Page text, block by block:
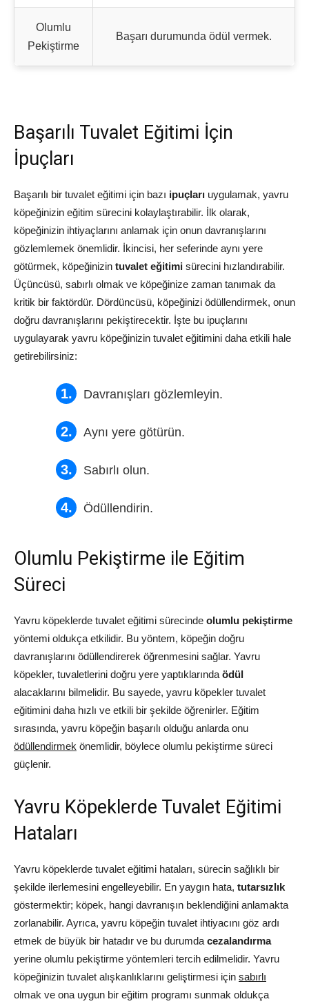
Olumlu
Pekiştirme
Başarı durumunda ödül vermek.
Başarılı Tuvalet Eğitimi İçin
İpuçları
Başarılı bir tuvalet eğitimi için bazı ipuçları uygulamak, yavru
köpeğinizin eğitim sürecini kolaylaştırabilir. İlk olarak,
köpeğinizin ihtiyaçlarını anlamak için onun davranışlarını
gözlemlemek önemlidir. İkincisi, her seferinde aynı yere
götürmek, köpeğinizin tuvalet eğitimi sürecini hızlandırabilir.
Üçüncüsü, sabırlı olmak ve köpeğinize zaman tanımak da
kritik bir faktördür. Dördüncüsü, köpeğinizi ödüllendirmek, onun
doğru davranışlarını pekiştirecektir. İşte bu ipuçlarını
uygulayarak yavru köpeğinizin tuvalet eğitimini daha etkili hale
getirebilirsiniz:
Davranışları gözlemleyin.
Aynı yere götürün.
Sabırlı olun.
Ödüllendirin.
Olumlu Pekiştirme ile Eğitim
Süreci
Yavru köpeklerde tuvalet eğitimi sürecinde olumlu pekiştirme
yöntemi oldukça etkilidir. Bu yöntem, köpeğin doğru
davranışlarını ödüllendirerek öğrenmesini sağlar. Yavru
köpekler, tuvaletlerini doğru yere yaptıklarında ödül
alacaklarını bilmelidir. Bu sayede, yavru köpekler tuvalet
eğitimini daha hızlı ve etkili bir şekilde öğrenirler. Eğitim
sırasında, yavru köpeğin başarılı olduğu anlarda onu
ödüllendirmek önemlidir, böylece olumlu pekiştirme süreci
güçlenir.
Yavru Köpeklerde Tuvalet Eğitimi
Hataları
Yavru köpeklerde tuvalet eğitimi hataları, sürecin sağlıklı bir
şekilde ilerlemesini engelleyebilir. En yaygın hata, tutarsızlık
göstermektir; köpek, hangi davranışın beklendiğini anlamakta
zorlanabilir. Ayrıca, yavru köpeğin tuvalet ihtiyacını göz ardı
etmek de büyük bir hatadır ve bu durumda cezalandırma
yerine olumlu pekiştirme yöntemleri tercih edilmelidir. Yavru
köpeğinizin tuvalet alışkanlıklarını geliştirmesi için sabırlı
olmak ve ona uygun bir eğitim programı sunmak oldukça